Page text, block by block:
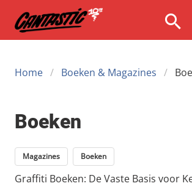
Home Boeken & Magazines
Boeken
Magazines Boeken
Graffiti Boeken: De Vaste Basis voor